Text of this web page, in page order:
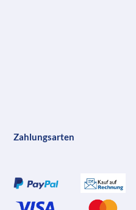
Zahlungsarten